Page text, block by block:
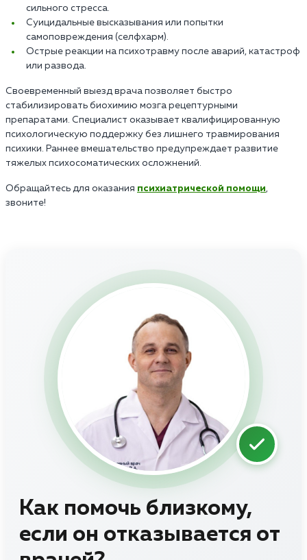
сильного стресса.
Суицидальные высказывания или попытки
самоповреждения (селфхарм).
Острые реакции на психотравму после аварий, катастроф
или развода.
Своевременный выезд врача позволяет быстро
стабилизировать биохимию мозга рецептурными
препаратами. Специалист оказывает квалифицированную
психологическую поддержку без лишнего травмирования
психики. Раннее вмешательство предупреждает развитие
тяжелых психосоматических осложнений.
Обращайтесь для оказания психиатрической помощи,
звоните!
Как помочь близкому,
если он отказывается от